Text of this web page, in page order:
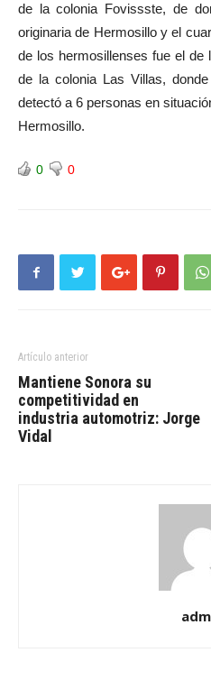
de la colonia Fovissste, de
originaria de Hermosillo y el
de los hermosillenses fue el de
de la colonia Las Villas,
detectó a 6 personas en
Hermosillo.
0 0
Artículo anterior
Mantiene Sonora su
competitividad en
industria automotriz: Jorge
Vidal